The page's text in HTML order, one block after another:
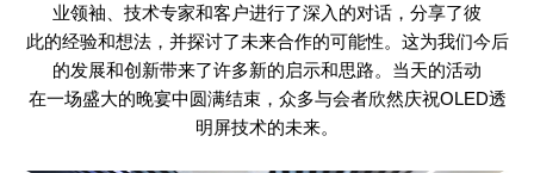
业领袖、技术专家和客户进行了深入的对话，分享了彼
此的经验和想法，并探讨了未来合作的可能性。这为我们今后
的发展和创新带来了许多新的启示和思路。当天的活动
在一场盛大的晚宴中圆满结束，众多与会者欣然庆祝OLED透
明屏技术的未来。